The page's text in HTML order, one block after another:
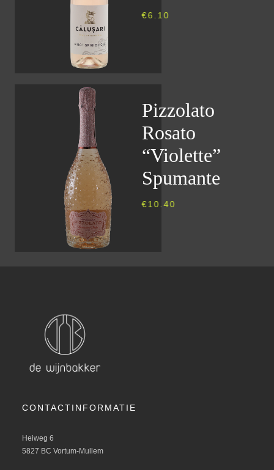
€6.10
Pizzolato
Rosato
“Violette”
Spumante
€10.40
CONTACTINFORMATIE
Heiweg 6
5827 BC Vortum-Mullem